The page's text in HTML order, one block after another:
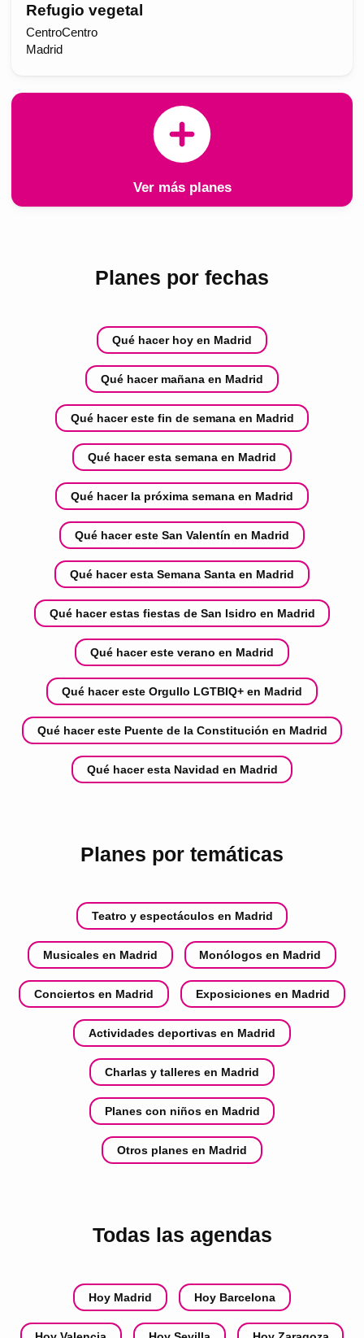
Refugio vegetal
CentroCentro
Madrid
Ver más planes
Planes por fechas
Qué hacer hoy en Madrid
Qué hacer mañana en Madrid
Qué hacer este fin de semana en Madrid
Qué hacer esta semana en Madrid
Qué hacer la próxima semana en Madrid
Qué hacer este San Valentín en Madrid
Qué hacer esta Semana Santa en Madrid
Qué hacer estas fiestas de San Isidro en Madrid
Qué hacer este verano en Madrid
Qué hacer este Orgullo LGTBIQ+ en Madrid
Qué hacer este Puente de la Constitución en Madrid
Qué hacer esta Navidad en Madrid
Planes por temáticas
Teatro y espectáculos en Madrid
Musicales en Madrid Monólogos en Madrid
Conciertos en Madrid Exposiciones en Madrid
Actividades deportivas en Madrid
Charlas y talleres en Madrid
Planes con niños en Madrid
Otros planes en Madrid
Todas las agendas
Hoy Madrid Hoy Barcelona